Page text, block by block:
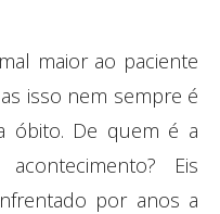
maior ao paciente
isso nem sempre é
óbito. De quem é a
Eis
por anos a